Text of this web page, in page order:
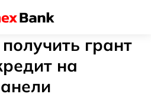
грант
на